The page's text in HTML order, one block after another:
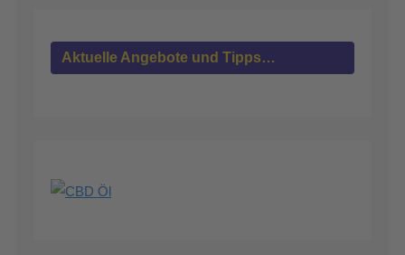
Aktuelle Angebote und Tipps…